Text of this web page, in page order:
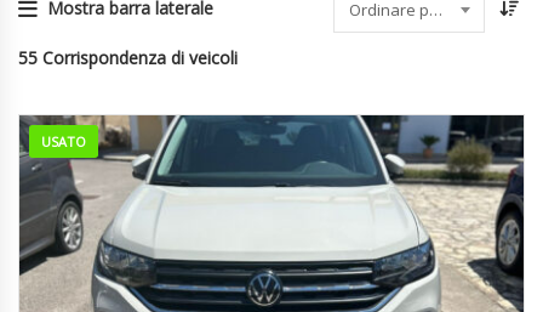
Mostra barra laterale Ordinare per data
55 Corrispondenza di veicoli
USATO